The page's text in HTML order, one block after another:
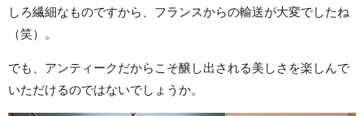
しろ繊細なものですから、フランスからの輸送が大変でしたね
（笑）。
でも、アンティークだからこそ醸し出される美しさを楽しんで
いただけるのではないでしょうか。